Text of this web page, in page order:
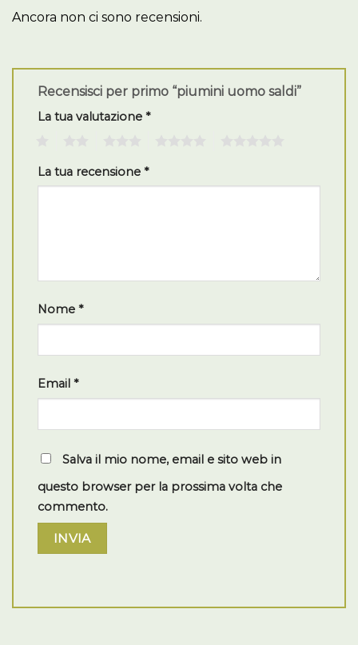
Ancora non ci sono recensioni.
Recensisci per primo “piumini uomo saldi”
La tua valutazione *
La tua recensione *
Nome *
Email *
Salva il mio nome, email e sito web in
questo browser per la prossima volta che
commento.